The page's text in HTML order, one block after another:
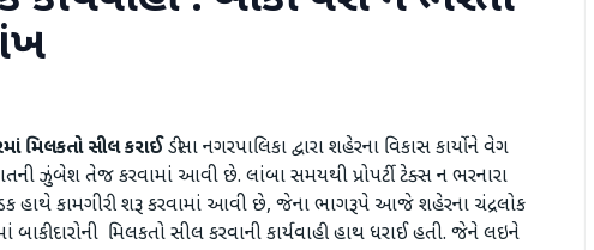
મિલકતો સીલ કરાઈ ડીસા નગરપાલિકા દ્વારા શહેરના વિકાસ કાર્યોને વેગ
ઝુંબેશ તેજ કરવામાં આવી છે. લાંબા સમયથી પ્રોપર્ટી ટેક્સ ન ભરનારા
હાથે કામગીરી શરૂ કરવામાં આવી છે, જેના ભાગરૂપે આજે શહેરના ચંદ્રલોક
બાકીદારોની મિલકતો સીલ કરવાની કાર્યવાહી હાથ ધરાઈ હતી. જેને લઇને